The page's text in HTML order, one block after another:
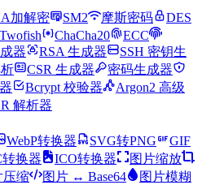
加解密 SM2 摩斯密码
DES
Twofish ChaCha20
ECC
器 RSA 生成器
SSH 密钥生
CSR 生成器
密码生成器
Bcrypt 校验器
Argon2 高级
解析器
WebP转换器 SVG转PNG
GIF
换器 ICO转换器
图片缩放
压缩 图片 ↔ Base64
图片模糊